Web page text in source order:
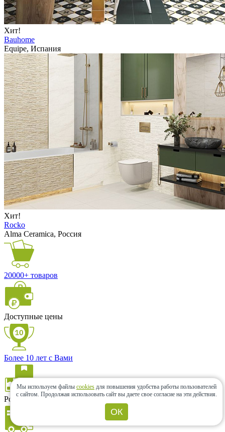
Хит!
Bauhome
Equipe, Испания
Хит!
Rocko
Alma Ceramica, Россия
20000+ товаров
Доступные цены
Более 10 лет с Вами
Розница и опт
Мы используем файлы cookies для повышения удобства работы пользователей
с сайтом. Продолжая использовать сайт вы даете свое согласие на эти действия.
ОК